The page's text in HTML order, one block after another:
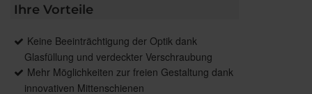
Ihre Vorteile
Keine Beeinträchtigung der Optik dank
Glasfüllung und verdeckter Verschraubung
Mehr Möglichkeiten zur freien Gestaltung dank
innovativen Mittenschienen